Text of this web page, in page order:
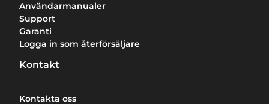
Användarmanualer
Support
Garanti
Logga in som återförsäljare
Kontakt
Kontakta oss